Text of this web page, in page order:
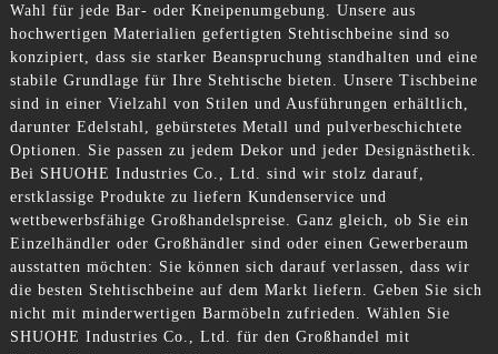
Wahl für jede Bar- oder Kneipenumgebung. Unsere aus
hochwertigen Materialien gefertigten Stehtischbeine sind so
konzipiert, dass sie starker Beanspruchung standhalten und eine
stabile Grundlage für Ihre Stehtische bieten. Unsere Tischbeine
sind in einer Vielzahl von Stilen und Ausführungen erhältlich,
darunter Edelstahl, gebürstetes Metall und pulverbeschichtete
Optionen. Sie passen zu jedem Dekor und jeder Designästhetik.
Bei SHUOHE Industries Co., Ltd. sind wir stolz darauf,
erstklassige Produkte zu liefern Kundenservice und
wettbewerbsfähige Großhandelspreise. Ganz gleich, ob Sie ein
Einzelhändler oder Großhändler sind oder einen Gewerberaum
ausstatten möchten: Sie können sich darauf verlassen, dass wir
die besten Stehtischbeine auf dem Markt liefern. Geben Sie sich
nicht mit minderwertigen Barmöbeln zufrieden. Wählen Sie
SHUOHE Industries Co., Ltd. für den Großhandel mit